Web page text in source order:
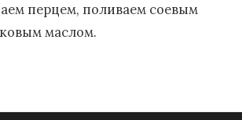
перцем, поливаем соевым
маслом.